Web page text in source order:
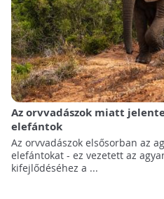
Az orvvadászok miatt
elefántok
Az orvvadászok elsősorban az
elefántokat - ez vezetett az
kifejlődéséhez a ...